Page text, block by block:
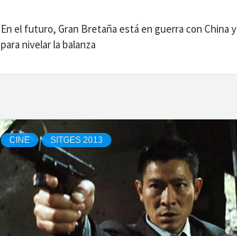
En el futuro, Gran Bretaña está en guerra con China y
para nivelar la balanza
CINE SITGES 2013